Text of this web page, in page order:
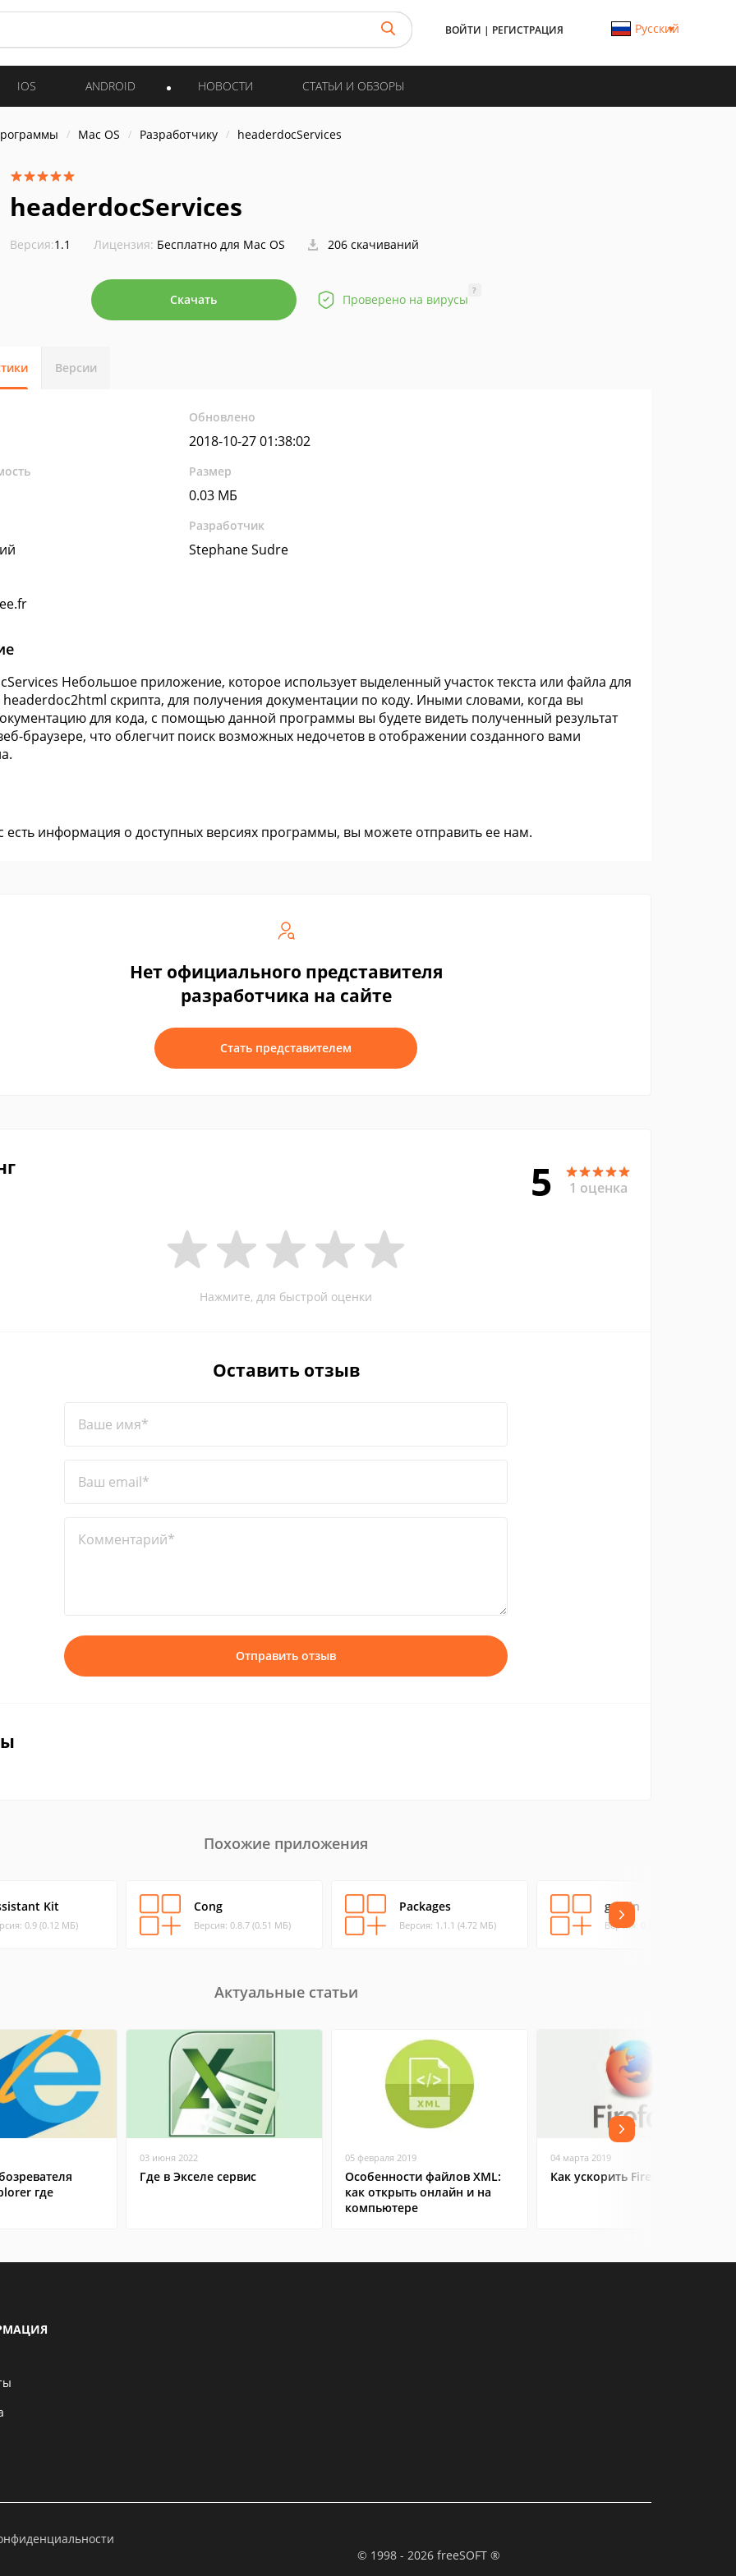
ВОЙТИ | РЕГИСТРАЦИЯ Русский
IOS ANDROID НОВОСТИ СТАТЬИ И ОБЗОРЫ
Mac OS Разработчику headerdocServices
headerdocServices
Версия:1.1 Лицензия: Бесплатно для Mac OS 206 скачиваний
Скачать Проверено на вирусы
?
Версии
Обновлено
2018-10-27 01:38:02
Размер
0.03 МБ
Разработчик
Stephane Sudre
Небольшое приложение, которое использует выделенный участок текста или файла для
headerdoc2html скрипта, для получения документации по коду. Иными словами, когда вы
для кода, с помощью данной программы вы будете видеть полученный результат
браузере, что облегчит поиск возможных недочетов в отображении созданного вами
есть информация о доступных версиях программы, вы можете отправить ее нам.
Нет официального представителя
разработчика на сайте
Стать представителем
5 1 оценка
Нажмите, для быстрой оценки
Оставить отзыв
Ваше имя*
Ваш email*
Комментарий*
Отправить отзыв
Похожие приложения
Kit
0.9 (0.12 МБ)
Cong
Версия: 0.8.7 (0.51 МБ)
Packages
Версия: 1.1.1 (4.72 МБ)
goldin
Версия: 0.0.6 (0.03 МБ)
Актуальные статьи
где
03 июня 2022
Где в Экселе сервис
05 февраля 2019
Особенности файлов XML:
как открыть онлайн и на
компьютере
04 марта 2019
Как ускорить Firefox
© 1998 - 2026 freeSOFT ®